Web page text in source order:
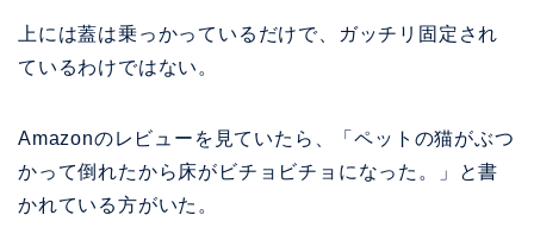
上には蓋は乗っかっているだけで、ガッチリ固定され
ているわけではない。
Amazonのレビューを見ていたら、「ペットの猫がぶつ
かって倒れたから床がビチョビチョになった。」と書
かれている方がいた。